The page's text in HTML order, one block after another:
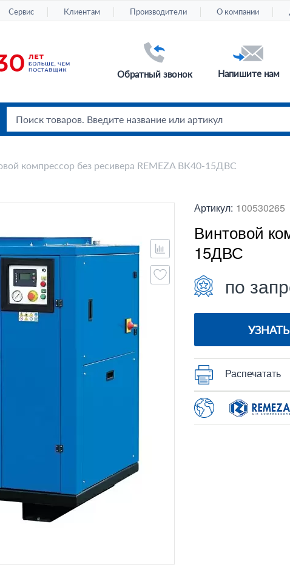
Сервис Клиентам Производители О компании
Обратный звонок Напишите нам
компрессор без ресивера REMEZA ВК40-15ДВС
Артикул: 100530265
Винтовой
15ДВС
по
Распечатать